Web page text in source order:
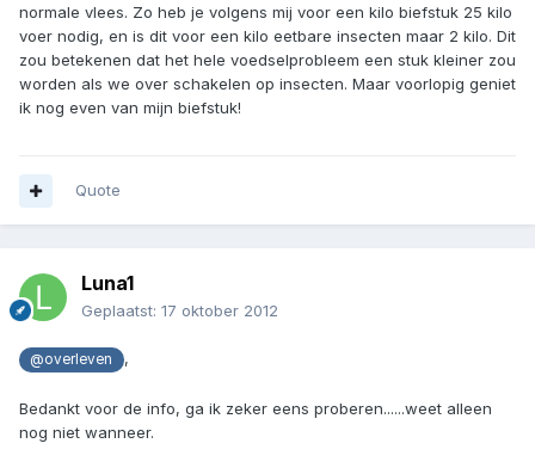
normale vlees. Zo heb je volgens mij voor een kilo biefstuk 25 kilo
voer nodig, en is dit voor een kilo eetbare insecten maar 2 kilo. Dit
zou betekenen dat het hele voedselprobleem een stuk kleiner zou
worden als we over schakelen op insecten. Maar voorlopig geniet
ik nog even van mijn biefstuk!
Quote
Luna1
Geplaatst: 17 oktober 2012
@overleven ,
Bedankt voor de info, ga ik zeker eens proberen......weet alleen
nog niet wanneer.